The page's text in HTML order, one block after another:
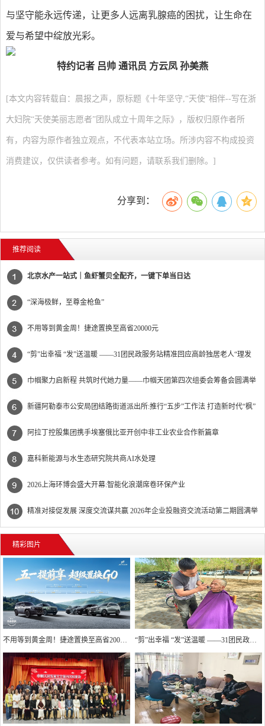
与坚守能永远传递，让更多人远离乳腺癌的困扰，让生命在
爱与希望中绽放光彩。
特约记者 吕帅 通讯员 方云凤 孙美燕
[本文内容转载自：晨报之声，原标题《十年坚守,“天使”相伴--写在浙
大妇院“天使美丽志愿者”团队成立十周年之际》，版权归原作者所
有，内容为原作者独立观点，不代表本站立场。所涉内容不构成投资
消费建议，仅供读者参考。如有问题，请联系我们删除。]
分享到：
推荐阅读
北京水产一站式｜鱼虾蟹贝全配齐，一键下单当日达
“深海极鲜，至尊金枪鱼”
不用等到黄金周！捷途置换至高省20000元
“剪”出幸福 “发”送温暖 ——31团民政服务站精准回应高龄独居老人“理发
难”
巾帼聚力启新程 共筑时代她力量——巾帼天团第四次组委会筹备会圆满举
办
新疆阿勒泰市公安局团结路街道派出所:推行“五步”工作法 打造新时代“枫”
景线
阿拉丁控股集团携手埃塞俄比亚开创中非工业农业合作新篇章
嘉科新能源与水生态研究院共商AI水处理
2026上海环博会盛大开幕:智能化浪潮席卷环保产业
精准对接促发展 深度交流谋共赢 2026年企业投融资交流活动第二期圆满举
精彩图片